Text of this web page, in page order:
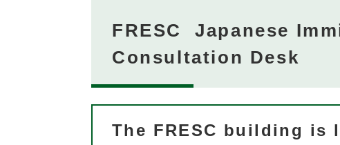
FRESC Japanese
Consultation Desk
The FRESC building is